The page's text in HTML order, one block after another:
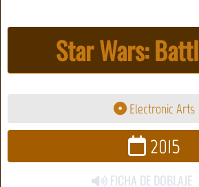
Star Wars:
Electronic Arts
2015
FICHA DE DOBLAJE